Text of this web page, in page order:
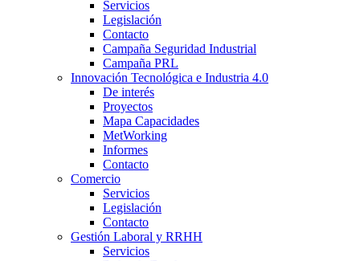
Servicios
Legislación
Contacto
Campaña Seguridad Industrial
Campaña PRL
Innovación Tecnológica e Industria 4.0
De interés
Proyectos
Mapa Capacidades
MetWorking
Informes
Contacto
Comercio
Servicios
Legislación
Contacto
Gestión Laboral y RRHH
Servicios